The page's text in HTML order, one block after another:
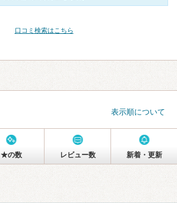
口コミ検索はこちら
表示順について
★の数 レビュー数 新着・更新